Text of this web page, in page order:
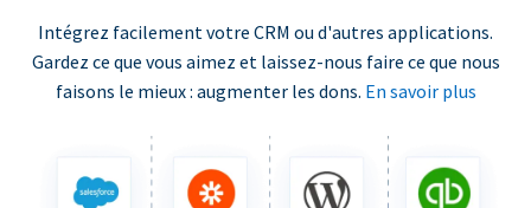
Intégrez facilement votre CRM ou d'autres applications.
Gardez ce que vous aimez et laissez-nous faire ce que nous
faisons le mieux : augmenter les dons. En savoir plus